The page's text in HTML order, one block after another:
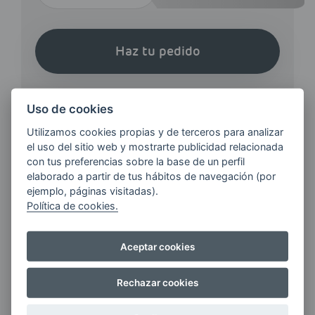
Haz tu pedido
¿QUIERES ESTAR AL DÍA DE
LAS
ÚLTIMAS NOVEDADES?
Uso de cookies
Utilizamos cookies propias y de terceros para analizar
el uso del sitio web y mostrarte publicidad relacionada
con tus preferencias sobre la base de un perfil
elaborado a partir de tus hábitos de navegación (por
ejemplo, páginas visitadas).
Política de cookies.
Aceptar cookies
Rechazar cookies